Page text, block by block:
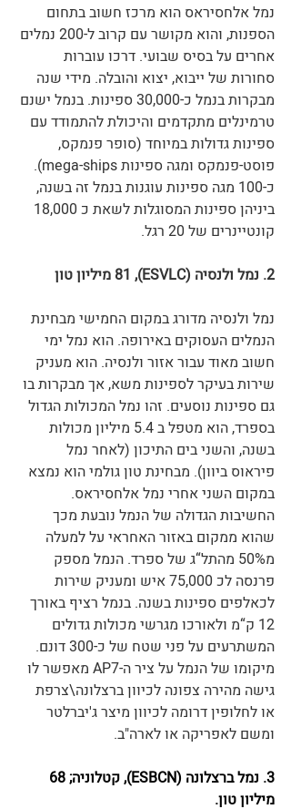
נמל אלחסיראס הוא מרכז חשוב בתחום
הספנות, והוא מקושר עם קרוב ל-200 נמלים
אחרים על בסיס שבועי. דרכו עוברות
סחורות של ייבוא, יצוא והובלה. מידי שנה
מבקרות בנמל כ-30,000 ספינות. בנמל ישנם
טרמינלים מתקדמים והיכולת להתמודד עם
ספינות גדולות במיוחד (סופר פנמקס,
פוסט-פנמקס ומגה ספינות mega-ships).
כ-100 מגה ספינות עוגנות בנמל זה בשנה,
קונטיינרים של 20 רגל.
2. נמל ולנסיה (ESVLC), 81 מיליון טון
נמל ולנסיה מדורג במקום החמישי מבחינת
הנמלים העסוקים באירופה. הוא נמל ימי
חשוב מאוד עבור אזור ולנסיה. הוא מעניק
שירות בעיקר לספינות משא, אך מבקרות בו
גם ספינות נוסעים. זהו נמל המכולות הגדול
בספרד, הוא מטפל ב 5.4 מיליון מכולות
בשנה, והשני בים התיכון (לאחר נמל
פיראוס ביוון). מבחינת טון גולמי הוא נמצא
במקום השני אחרי נמל אלחסיראס.
החשיבות הגדולה של הנמל נובעת מכך
שהוא ממקום באזור האחראי על למעלה
מ50% מהתל“ג של ספרד. הנמל מספק
פרנסה לכ 75,000 איש ומעניק שירות
לכאלפים ספינות בשנה. בנמל רציף באורך
12 ק“מ ולאורכו מגרשי מכולות גדולים
המשתרעים על פני שטח של כ-300 דונם.
מיקומו של הנמל על ציר ה-AP7 מאפשר לו
גישה מהירה צפונה לכיוון ברצלונה\צרפת
או לחלופין דרומה לכיוון מיצר ג'יברלטר
ומשם לאפריקה או לארה"ב.
מיליון טון.